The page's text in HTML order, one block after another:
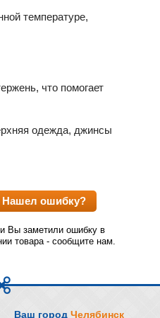
температуре,
что помогает
одежда, джинсы
Нашел ошибку?
Вы заметили ошибку в
товара - сообщите нам.
Ваш город Челябинск